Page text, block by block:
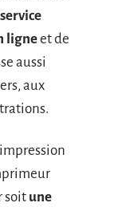
ligneet de
aussi
aux
soit une